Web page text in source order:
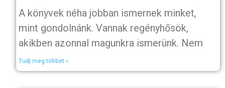
A könyvek néha jobban ismernek minket,
mint gondolnánk. Vannak regényhősök,
akikben azonnal magunkra ismerünk. Nem
Tudj meg többet »